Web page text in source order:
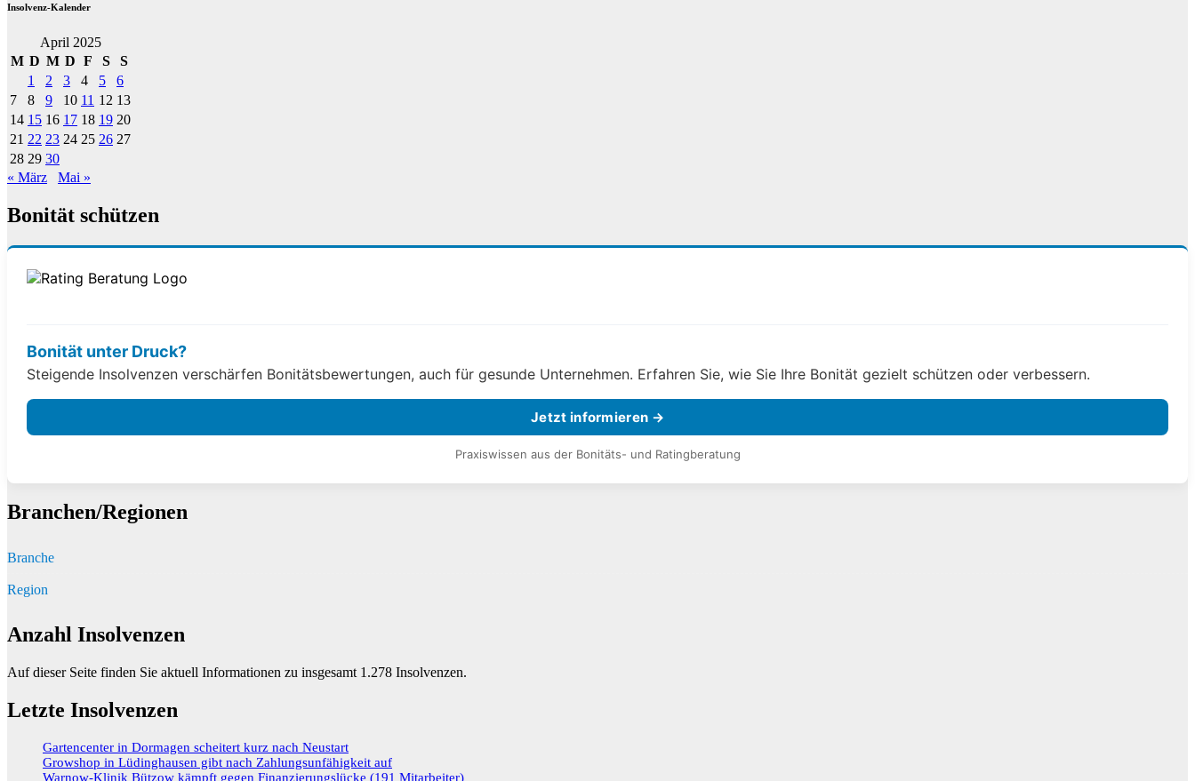
Insolvenz-Kalender
April 2025
M D M D F S
S
1
2 3 4 5
6
7
8 9 10 11 12 13
14 15 16 17 18 19 20
21 22 23 24 25 26 27
28 29 30
« März
Mai »
Bonität schützen
Bonität unter Druck?
Steigende Insolvenzen verschärfen Bonitätsbewertungen, auch für gesunde Unternehmen. Erfahren Sie, wie Sie Ihre Bonität gezielt schützen oder verbessern.
Jetzt informieren →
Praxiswissen aus der Bonitäts- und Ratingberatung
Branchen/Regionen
Branche
Region
Anzahl Insolvenzen
Auf dieser Seite finden Sie aktuell Informationen zu insgesamt 1.278 Insolvenzen.
Letzte Insolvenzen
Gartencenter in Dormagen scheitert kurz nach Neustart
Growshop in Lüdinghausen gibt nach Zahlungsunfähigkeit auf
Warnow-Klinik Bützow kämpft gegen Finanzierungslücke (191 Mitarbeiter)